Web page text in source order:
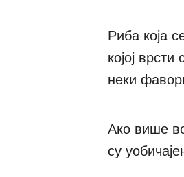
Риба која
којој
неки
Ако више
су